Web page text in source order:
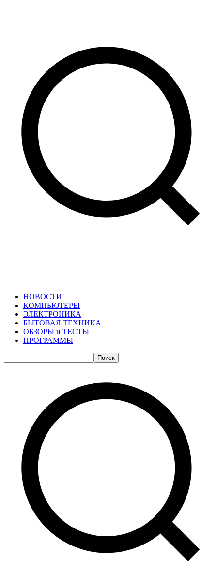
НОВОСТИ
КОМПЬЮТЕРЫ
ЭЛЕКТРОНИКА
БЫТОВАЯ ТЕХНИКА
ОБЗОРЫ и ТЕСТЫ
ПРОГРАММЫ
Поиск